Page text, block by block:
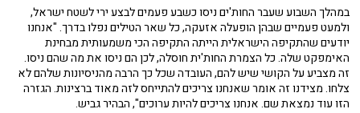
במהלך השבוע שעבר החות'ים ניסו כשבע פעמים לבצע ירי לשטח ישראל,
ולמעט פעמיים שבהן הופעלה אזעקה, כל שאר הטילים נפלו בדרך. "אנחנו
יודעים שהתקיפה הישראלית הייתה התקיפה הכי משמעותית מבחינת
האימפקט שלה. כל הצמרת החות'ית חוסלה, לכן הם ניסו את מה שהם ניסו.
זה מצביע על הקושי שיש להם, העובדה שכל כך הרבה מהניסיונות שלהם לא
צלחו. מצידנו זה אומר שאנחנו צריכים להתייחס לזה מאוד ברצינות. הגזרה
הזו עוד נמצאת שם. אנחנו צריכים להיות ערוכים", הבהיר גביש.